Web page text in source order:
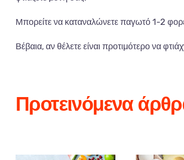
Μπορείτε να καταναλώνετε παγωτό 1-2
Βέβαια, αν θέλετε είναι προτιμότερο να
Προτεινόμενα